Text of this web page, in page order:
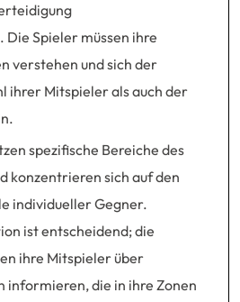
Spieler müssen ihre
verstehen und sich der
ihrer Mitspieler als auch der
spezifische Bereiche des
konzentrieren sich auf den
individueller Gegner.
ist entscheidend; die
ihre Mitspieler über
informieren, die in ihre Zonen